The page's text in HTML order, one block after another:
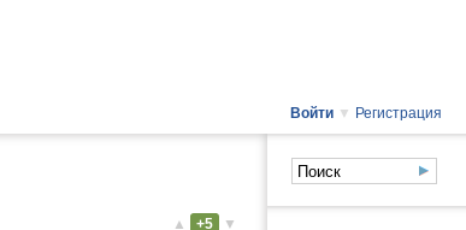
Войти ▼ Регистрация
▲ +5 ▼